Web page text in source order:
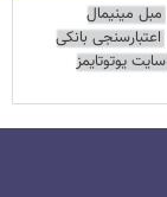
مبل مینیمال
اعتبارسنجی بانکی
سایت یوتوتایمز